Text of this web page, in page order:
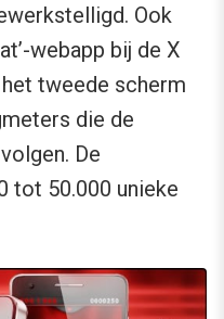
Ook
webapp bij de X
tweede scherm
die de
De
tot 50.000 unieke